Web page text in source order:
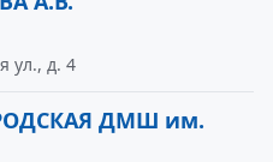
ул., д. 4
ДМШ им.